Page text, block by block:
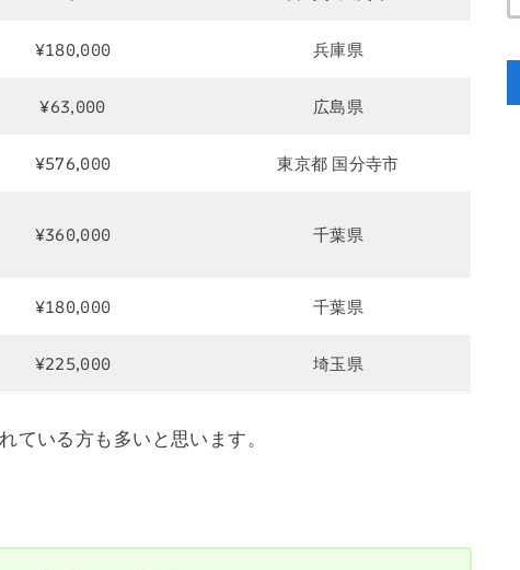
¥180,000 兵庫県
¥63,000 広島県
¥576,000 東京都 国分寺市
¥360,000 千葉県
¥180,000 千葉県
¥225,000 埼玉県
ている方も多いと思います。